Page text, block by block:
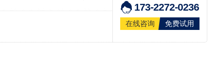
173-2272-0236
在线咨询 免费试用